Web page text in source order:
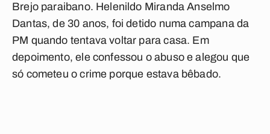
Brejo paraibano. Helenildo Miranda Anselmo
Dantas, de 30 anos, foi detido numa campana da
PM quando tentava voltar para casa. Em
depoimento, ele confessou o abuso e alegou que
só cometeu o crime porque estava bêbado.